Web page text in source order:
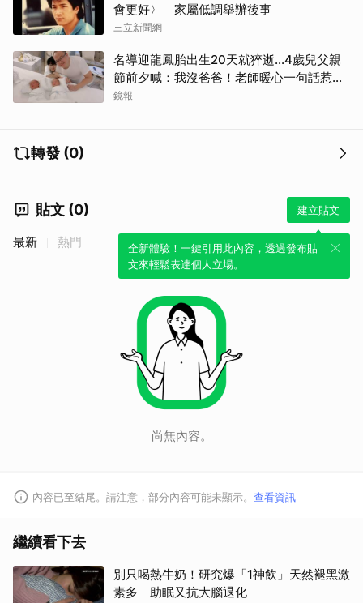
會更好〉 家屬低調舉辦後事
三立新聞網
名導迎龍鳳胎出生20天就猝逝...4歲兒父親
節前夕喊：我沒爸爸！老師暖心一句話惹哭
遺孀
鏡報
轉發 (0)
貼文 (0) 建立貼文
全新體驗！一鍵引用此內容，透過發布貼
文來輕鬆表達個人立場。
最新 熱門
尚無內容。
內容已至結尾。請注意，部分內容可能未顯示。 查看資訊
繼續看下去
別只喝熱牛奶！研究爆「1神飲」天然褪黑激
素多 助眠又抗大腦退化
取消